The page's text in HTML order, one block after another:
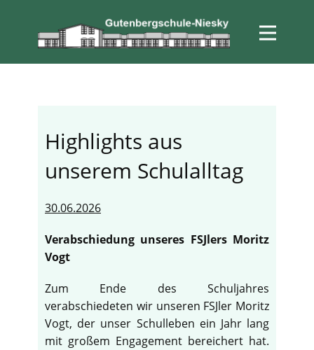
Highlights aus
unserem Schulalltag
30.06.2026
Verabschiedung unseres FSJlers Moritz
Vogt
Zum Ende des Schuljahres
verabschiedeten wir unseren FSJler Moritz
Vogt, der unser Schulleben ein Jahr lang
mit großem Engagement bereichert hat.